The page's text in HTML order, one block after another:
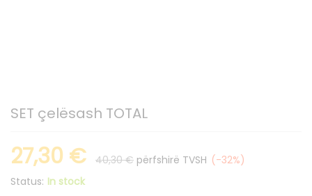
SET çelësash TOTAL
27,30 € 40,30€ përfshirë TVSH (-32%)
Status: In stock